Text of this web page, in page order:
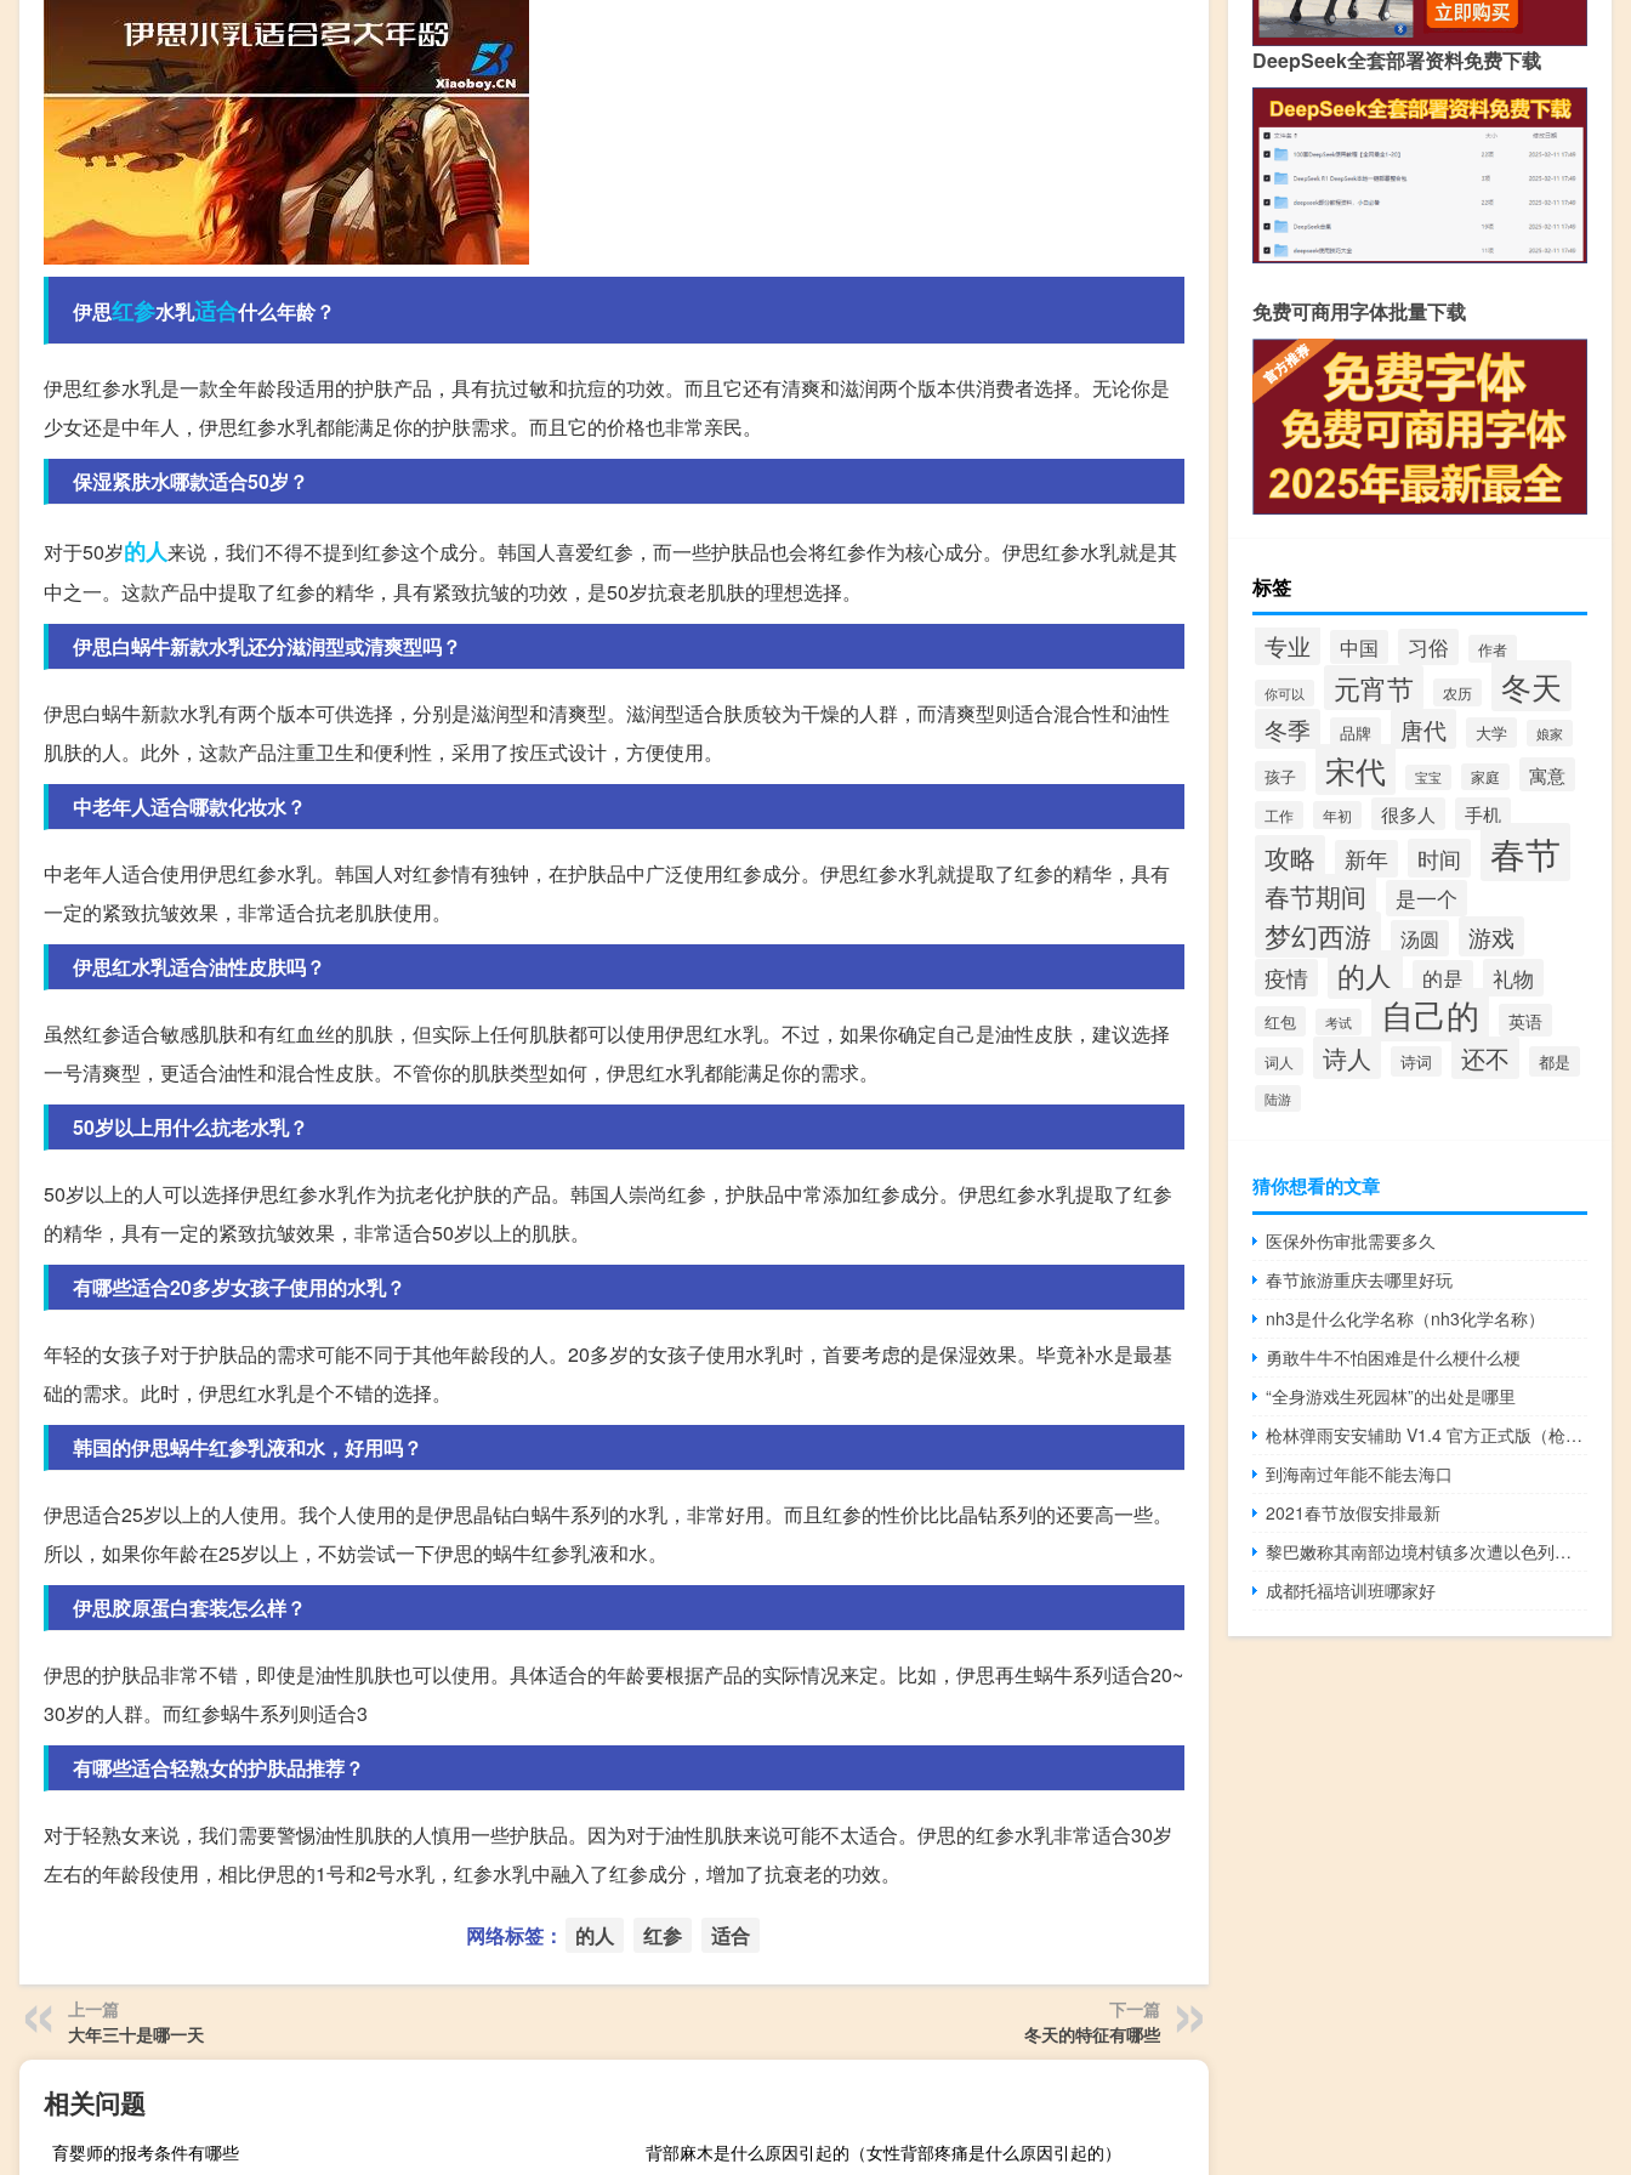
伊思红参水乳适合什么年龄？
伊思红参水乳是一款全年龄段适用的护肤产品，具有抗过敏和抗痘的功效。而且它还有清爽和滋润两个版本供消费者选择。无论你是
少女还是中年人，伊思红参水乳都能满足你的护肤需求。而且它的价格也非常亲民。
保湿紧肤水哪款适合50岁？
对于50岁的人来说，我们不得不提到红参这个成分。韩国人喜爱红参，而一些护肤品也会将红参作为核心成分。伊思红参水乳就是其
中之一。这款产品中提取了红参的精华，具有紧致抗皱的功效，是50岁抗衰老肌肤的理想选择。
伊思白蜗牛新款水乳还分滋润型或清爽型吗？
伊思白蜗牛新款水乳有两个版本可供选择，分别是滋润型和清爽型。滋润型适合肤质较为干燥的人群，而清爽型则适合混合性和油性
肌肤的人。此外，这款产品注重卫生和便利性，采用了按压式设计，方便使用。
中老年人适合哪款化妆水？
中老年人适合使用伊思红参水乳。韩国人对红参情有独钟，在护肤品中广泛使用红参成分。伊思红参水乳就提取了红参的精华，具有
一定的紧致抗皱效果，非常适合抗老肌肤使用。
伊思红水乳适合油性皮肤吗？
虽然红参适合敏感肌肤和有红血丝的肌肤，但实际上任何肌肤都可以使用伊思红水乳。不过，如果你确定自己是油性皮肤，建议选择
一号清爽型，更适合油性和混合性皮肤。不管你的肌肤类型如何，伊思红水乳都能满足你的需求。
50岁以上用什么抗老水乳？
50岁以上的人可以选择伊思红参水乳作为抗老化护肤的产品。韩国人崇尚红参，护肤品中常添加红参成分。伊思红参水乳提取了红参
的精华，具有一定的紧致抗皱效果，非常适合50岁以上的肌肤。
有哪些适合20多岁女孩子使用的水乳？
年轻的女孩子对于护肤品的需求可能不同于其他年龄段的人。20多岁的女孩子使用水乳时，首要考虑的是保湿效果。毕竟补水是最基
础的需求。此时，伊思红水乳是个不错的选择。
韩国的伊思蜗牛红参乳液和水，好用吗？
伊思适合25岁以上的人使用。我个人使用的是伊思晶钻白蜗牛系列的水乳，非常好用。而且红参的性价比比晶钻系列的还要高一些。
所以，如果你年龄在25岁以上，不妨尝试一下伊思的蜗牛红参乳液和水。
伊思胶原蛋白套装怎么样？
伊思的护肤品非常不错，即使是油性肌肤也可以使用。具体适合的年龄要根据产品的实际情况来定。比如，伊思再生蜗牛系列适合20~
30岁的人群。而红参蜗牛系列则适合3
有哪些适合轻熟女的护肤品推荐？
对于轻熟女来说，我们需要警惕油性肌肤的人慎用一些护肤品。因为对于油性肌肤来说可能不太适合。伊思的红参水乳非常适合30岁
左右的年龄段使用，相比伊思的1号和2号水乳，红参水乳中融入了红参成分，增加了抗衰老的功效。
网络标签： 的人 红参 适合
上一篇
大年三十是哪一天
下一篇
冬天的特征有哪些
相关问题
育婴师的报考条件有哪些 背部麻木是什么原因引起的（女性背部疼痛是什么原因引起的）
DeepSeek全套部署资料免费下载
免费可商用字体批量下载
标签
专业 中国 习俗 作者
你可以 元宵节 农历 冬天
冬季 品牌 唐代 大学 娘家
孩子 宋代 宝宝 家庭 寓意
工作 年初 很多人 手机
攻略 新年 时间 春节
春节期间 是一个
梦幻西游 汤圆 游戏
疫情 的人 的是 礼物
红包 考试 自己的 英语
词人 诗人 诗词 还不 都是
陆游
猜你想看的文章
医保外伤审批需要多久
春节旅游重庆去哪里好玩
nh3是什么化学名称（nh3化学名称）
勇敢牛牛不怕困难是什么梗什么梗
“全身游戏生死园林”的出处是哪里
枪林弹雨安安辅助 V1.4 官方正式版（枪林弹雨安安辅助 V1.4 官方正式版功能简介）
到海南过年能不能去海口
2021春节放假安排最新
黎巴嫩称其南部边境村镇多次遭以色列白磷弹袭击
成都托福培训班哪家好